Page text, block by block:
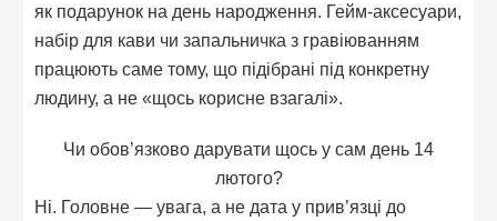
як подарунок на день народження. Гейм-аксесуари,
набір для кави чи запальничка з гравіюванням
працюють саме тому, що підібрані під конкретну
людину, а не «щось корисне взагалі».
Чи обов’язково дарувати щось у сам день 14
лютого?
Ні. Головне — увага, а не дата у прив’язці до